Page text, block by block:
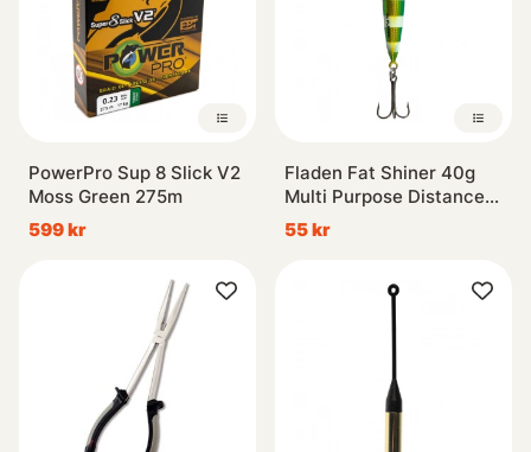
PowerPro Sup 8 Slick V2
Moss Green 275m
599 kr
Fladen Fat Shiner 40g
Multi Purpose Distance
Pirk
55 kr